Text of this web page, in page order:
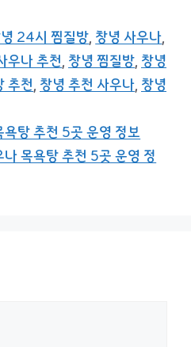
24시 찜질방, 창녕 사우나,
우나 추천, 창녕 찜질방, 창녕
추천, 창녕 추천 사우나, 창녕
탕 추천 5곳 운영 정보
목욕탕 추천 5곳 운영 정